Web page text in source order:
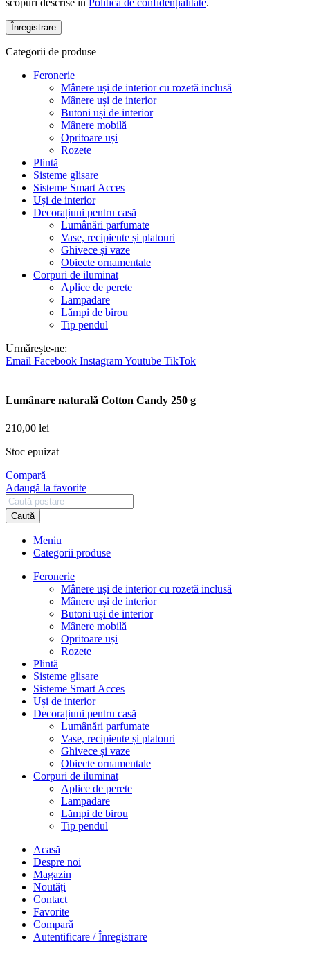
scopuri descrise în Politică de confidențialitate.
Înregistrare
Categorii de produse
Feronerie
Mânere uși de interior cu rozetă inclusă
Mânere uși de interior
Butoni uși de interior
Mânere mobilă
Opritoare uși
Rozete
Plintă
Sisteme glisare
Sisteme Smart Acces
Uși de interior
Decorațiuni pentru casă
Lumânări parfumate
Vase, recipiente și platouri
Ghivece și vaze
Obiecte ornamentale
Corpuri de iluminat
Aplice de perete
Lampadare
Lămpi de birou
Tip pendul
Urmărește-ne:
Email Facebook InstagramYoutube TikTok
Lumânare naturală Cotton Candy 250 g
210,00 lei
Stoc epuizat
Compară
Adaugă la favorite
Caută
Meniu
Categorii produse
Feronerie
Mânere uși de interior cu rozetă inclusă
Mânere uși de interior
Butoni uși de interior
Mânere mobilă
Opritoare uși
Rozete
Plintă
Sisteme glisare
Sisteme Smart Acces
Uși de interior
Decorațiuni pentru casă
Lumânări parfumate
Vase, recipiente și platouri
Ghivece și vaze
Obiecte ornamentale
Corpuri de iluminat
Aplice de perete
Lampadare
Lămpi de birou
Tip pendul
Acasă
Despre noi
Magazin
Noutăți
Contact
Favorite
Compară
Autentificare / Înregistrare